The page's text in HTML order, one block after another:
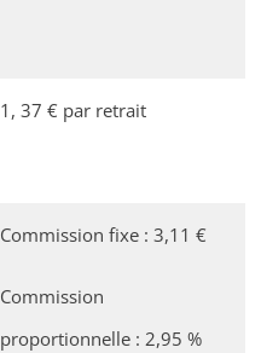
1, 37 € par retrait
Commission fixe : 3,11 €
Commission
proportionnelle : 2,95 %